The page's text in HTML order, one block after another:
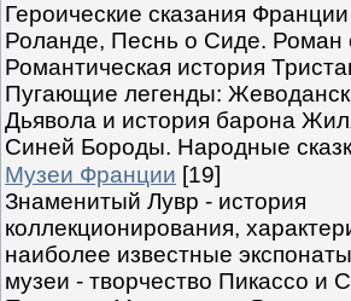
Героические сказания
Роланде, Песнь о Сиде. Роман
Романтическая история
Пугающие легенды:
Дьявола и история барона
Синей Бороды. Народные
Музеи Франции [19]
Знаменитый Лувр - история
коллекционирования,
наиболее известные
музеи - творчество Пикассо и